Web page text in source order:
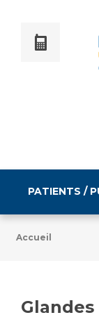
PATIENTS /
Emploi /
Accueil